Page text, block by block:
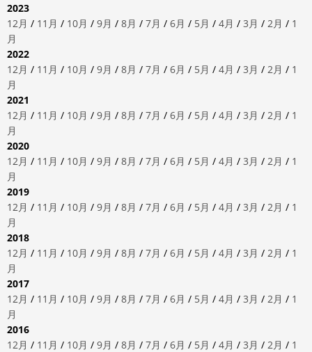
2023
12月 / 11月 / 10月 / 9月 / 8月 / 7月 / 6月 / 5月 / 4月 / 3月 / 2月 / 1
月
2022
12月 / 11月 / 10月 / 9月 / 8月 / 7月 / 6月 / 5月 / 4月 / 3月 / 2月 / 1
月
2021
12月 / 11月 / 10月 / 9月 / 8月 / 7月 / 6月 / 5月 / 4月 / 3月 / 2月 / 1
月
2020
12月 / 11月 / 10月 / 9月 / 8月 / 7月 / 6月 / 5月 / 4月 / 3月 / 2月 / 1
月
2019
12月 / 11月 / 10月 / 9月 / 8月 / 7月 / 6月 / 5月 / 4月 / 3月 / 2月 / 1
月
2018
12月 / 11月 / 10月 / 9月 / 8月 / 7月 / 6月 / 5月 / 4月 / 3月 / 2月 / 1
月
2017
12月 / 11月 / 10月 / 9月 / 8月 / 7月 / 6月 / 5月 / 4月 / 3月 / 2月 / 1
月
2016
12月 / 11月 / 10月 / 9月 / 8月 / 7月 / 6月 / 5月 / 4月 / 3月 / 2月 / 1